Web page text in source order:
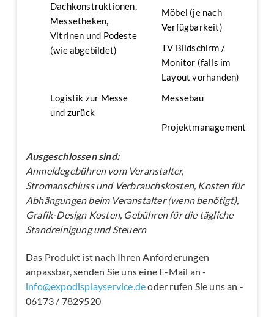
Dachkonstruktionen,
Messetheken,
Vitrinen und Podeste
(wie abgebildet)
Möbel (je nach
Verfügbarkeit)
TV Bildschirm /
Monitor (falls im
Layout vorhanden)
Logistik zur Messe
und zurück
Messebau
Projektmanagement
Ausgeschlossen sind:
Anmeldegebühren vom Veranstalter,
Stromanschluss und Verbrauchskosten, Kosten für
Abhängungen beim Veranstalter (wenn benötigt),
Grafik-Design Kosten, Gebühren für die tägliche
Standreinigung und Steuern
Das Produkt ist nach Ihren Anforderungen
anpassbar, senden Sie uns eine E-Mail an -
info@expodisplayservice.deoder rufen Sie uns an -
06173 / 7829520